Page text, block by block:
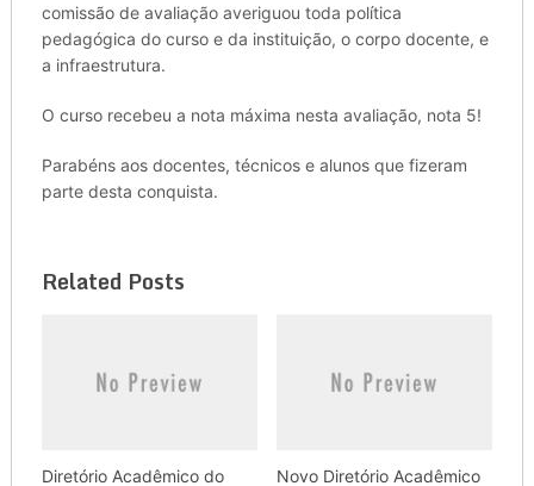
comissão de avaliação averiguou toda política
pedagógica do curso e da instituição, o corpo docente, e
a infraestrutura.
O curso recebeu a nota máxima nesta avaliação, nota 5!
Parabéns aos docentes, técnicos e alunos que fizeram
parte desta conquista.
Related Posts
Diretório Acadêmico do
Novo Diretório Acadêmico